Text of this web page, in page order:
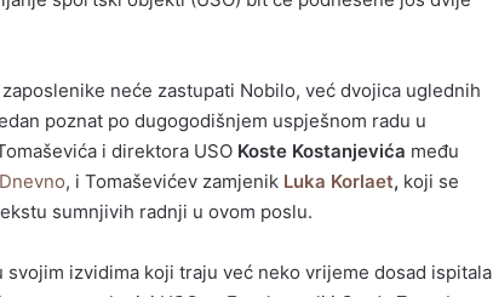
neće zastupati Nobilo, već dvojica uglednih
poznat po dugogodišnjem uspješnom radu u
i direktora USO Koste Kostanjevića među
Dnevno, i Tomaševićev zamjenik Luka Korlaet, koji se
sumnjivih radnji u ovom poslu.
svojim izvidima koji traju već neko vrijeme dosad ispitala